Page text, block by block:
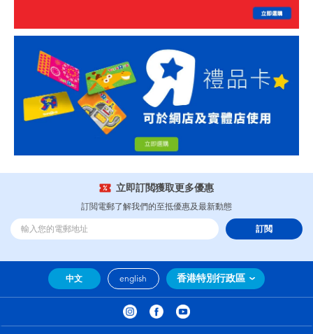
立即訂閲獲取更多優惠
訂閲電郵了解我們的至抵優惠及最新動態
訂閲
中文 english 香港特別行政區